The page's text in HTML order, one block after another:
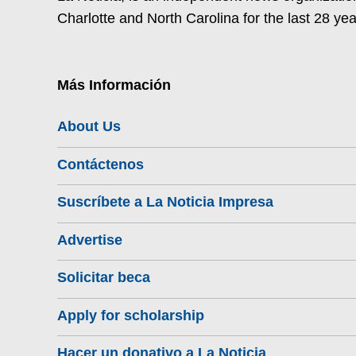
Charlotte and North Carolina for the last 28
Más Información
About Us
Contáctenos
Suscríbete a La Noticia Impresa
Advertise
Solicitar beca
Apply for scholarship
Hacer un donativo a La Noticia